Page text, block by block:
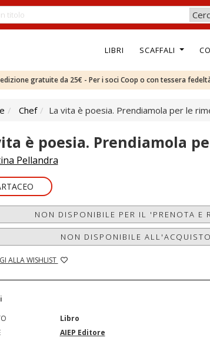
LIBRI SCAFFALI
gratuite da 25€ - Per i soci Coop o con tessera
Chef La vita è poesia. Prendiamola per le
è poesia. Prendiamola
Pellandra
NON DISPONIBILE PER IL 'PRENOTA E
NON DISPONIBILE ALL'ACQUISTO
ALLA WISHLIST
Libro
AIEP Editore